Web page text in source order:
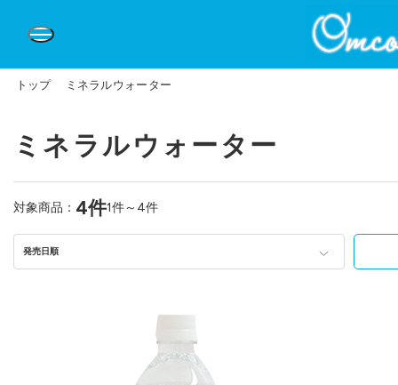
トップ ミネラルウォーター
ミネラルウォーター
対象商品： 4件1件～4件
発売日順